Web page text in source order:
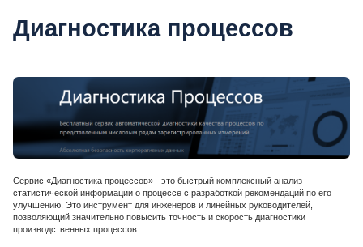
Диагностика процессов
Сервис «Диагностика процессов» - это быстрый комплексный анализ
статистической информации о процессе с разработкой рекомендаций по его
улучшению. Это инструмент для инженеров и линейных руководителей,
позволяющий значительно повысить точность и скорость диагностики
производственных процессов.